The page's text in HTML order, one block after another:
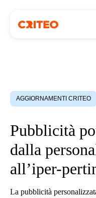
AGGIORNAMENTI CRITEO
Pubblicità
dalla
all’iper-
La pubblicità